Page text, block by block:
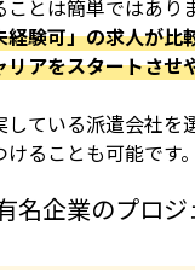
とは簡単ではあり
経験可」の求人が比
リアをスタートさせ
ている派遣会社を
ることも可能です。
名企業のプロ